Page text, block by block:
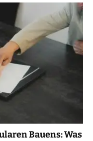
Bauens: Was